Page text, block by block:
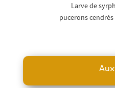
Larve de
pucerons cendrés